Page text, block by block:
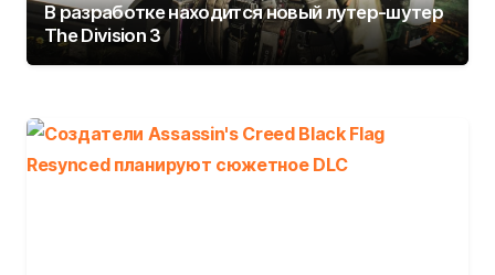
В разработке находится новый лутер-шутер
The Division 3